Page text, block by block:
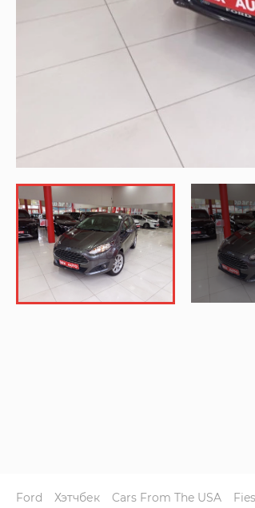
Ford Хэтчбек Cars From The USA